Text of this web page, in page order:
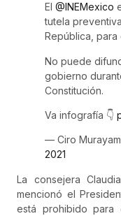
El @INEMexico
tutela
República,
No puede
gobierno
Constitución.
Va infografía 👇
— Ciro
2021
La consejera
mencionó el
está prohibido para